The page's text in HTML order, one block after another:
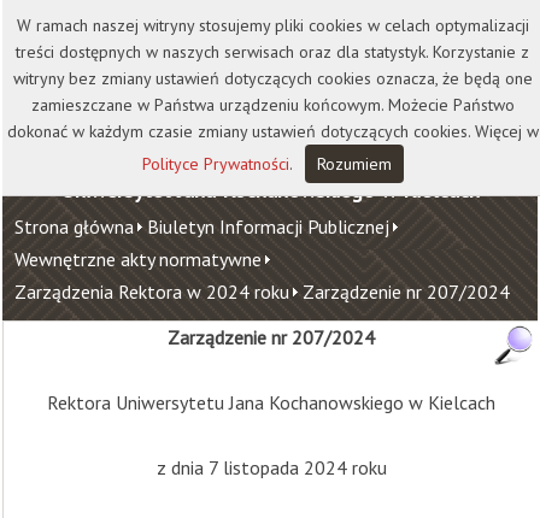
Kontakt Biblioteka
Wydawnictwo
Wirtualna Uczelnia
Uniwersytet Jana Kochanowskiego w Kielcach
Strona główna Biuletyn Informacji Publicznej
Wewnętrzne akty normatywne
Zarządzenia Rektora w 2024 roku Zarządzenie nr 207/2024
Zarządzenie nr 207/2024
Rektora Uniwersytetu Jana Kochanowskiego w Kielcach
z dnia 7 listopada 2024 roku
W ramach naszej witryny stosujemy pliki cookies w celach optymalizacji
treści dostępnych w naszych serwisach oraz dla statystyk. Korzystanie z
witryny bez zmiany ustawień dotyczących cookies oznacza, że będą one
zamieszczane w Państwa urządzeniu końcowym. Możecie Państwo
dokonać w każdym czasie zmiany ustawień dotyczących cookies. Więcej w
Polityce Prywatności. Rozumiem